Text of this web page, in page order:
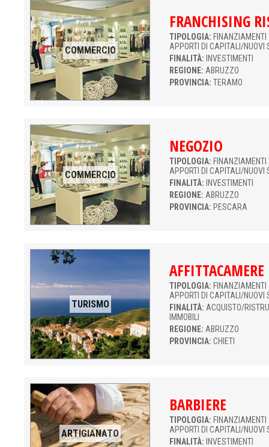
COMMERCIO
FRANCHISING
TIPOLOGIA:
APPORTI DI CAPITALI/NUOVI
FINALITÀ: INVESTIMENTI
REGIONE: ABRUZZO
PROVINCIA: TERAMO
COMMERCIO
NEGOZIO
TIPOLOGIA:
APPORTI DI CAPITALI/NUOVI
FINALITÀ: INVESTIMENTI
REGIONE: ABRUZZO
PROVINCIA: PESCARA
TURISMO
AFFITTACAMERE
TIPOLOGIA:
APPORTI DI CAPITALI/NUOVI
FINALITÀ: ACQUISTO/
IMMOBILI
REGIONE: ABRUZZO
PROVINCIA: CHIETI
ARTIGIANATO
BARBIERE
TIPOLOGIA:
APPORTI DI CAPITALI/NUOVI
FINALITÀ: INVESTIMENTI